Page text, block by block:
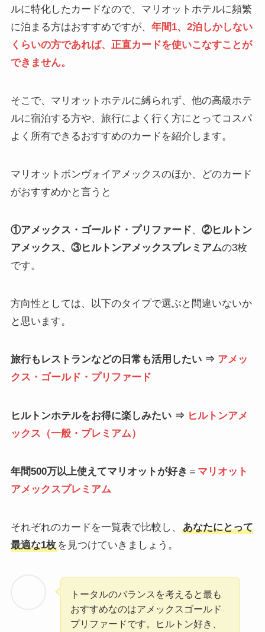
ルに特化したカードなので、マリオットホテルに頻繁
に泊まる方はおすすめですが、 年間1、2泊しかしない
くらいの方であれば、正直カードを使いこなすことが
できません。
そこで、マリオットホテルに縛られず、他の高級ホテ
ルに宿泊する方や、旅行によく行く方にとってコスパ
よく所有できるおすすめのカードを紹介します。
マリオットボンヴォイアメックスのほか、どのカード
がおすすめかと言うと
①アメックス・ゴールド・プリファード、 ②ヒルトン
アメックス、③ヒルトンアメックスプレミアムの3枚
です。
方向性としては、以下のタイプで選ぶと間違いないか
と思います。
旅行もレストランなどの日常も活用したい ⇒ アメッ
クス・ゴールド・プリファード
ヒルトンホテルをお得に楽しみたい ⇒ ヒルトンアメ
ックス（一般・プレミアム）
年間500万以上使えてマリオットが好き ＝ マリオット
アメックスプレミアム
それぞれのカードを一覧表で比較し、
あなたにとって
最適な1枚を見つけていきましょう。
トータルのバランスを考えると最も
おすすめなのはアメックスゴールド
プリファードです。ヒルトン好き、